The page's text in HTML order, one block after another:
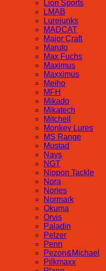
Lion Sports
LMAB
Lurejunks
MADCAT
Major Craft
Maruto
Max Fuchs
Maximus
Maxximus
Meiho
MFH
Mikado
Mikatech
Mitchell
Monkey Lures
MS Range
Mustad
Nays
NGT
Nippon Tackle
Nora
Nories
Normark
Okuma
Orvis
Paladin
Pelzer
Penn
Pezon&Michael
Pilkmaxx